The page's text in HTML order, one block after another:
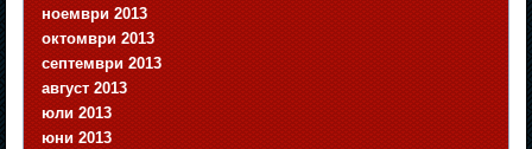
ноември 2013
октомври 2013
септември 2013
август 2013
юли 2013
юни 2013